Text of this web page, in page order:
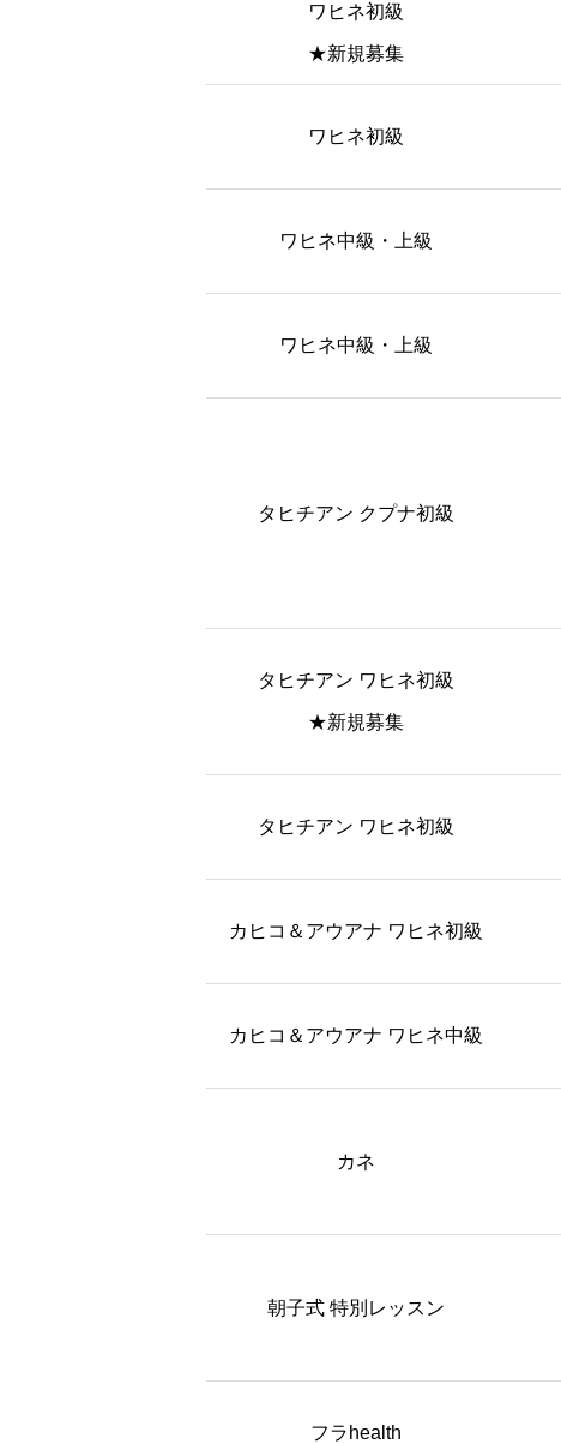
ワヒネ初級
★新規募集
ワヒネ初級
ワヒネ中級・上級
ワヒネ中級・上級
タヒチアン クプナ初級
タヒチアン ワヒネ初級
★新規募集
タヒチアン ワヒネ初級
カヒコ＆アウアナ ワヒネ初級
カヒコ＆アウアナ ワヒネ中級
カネ
朝子式 特別レッスン
フラhealth